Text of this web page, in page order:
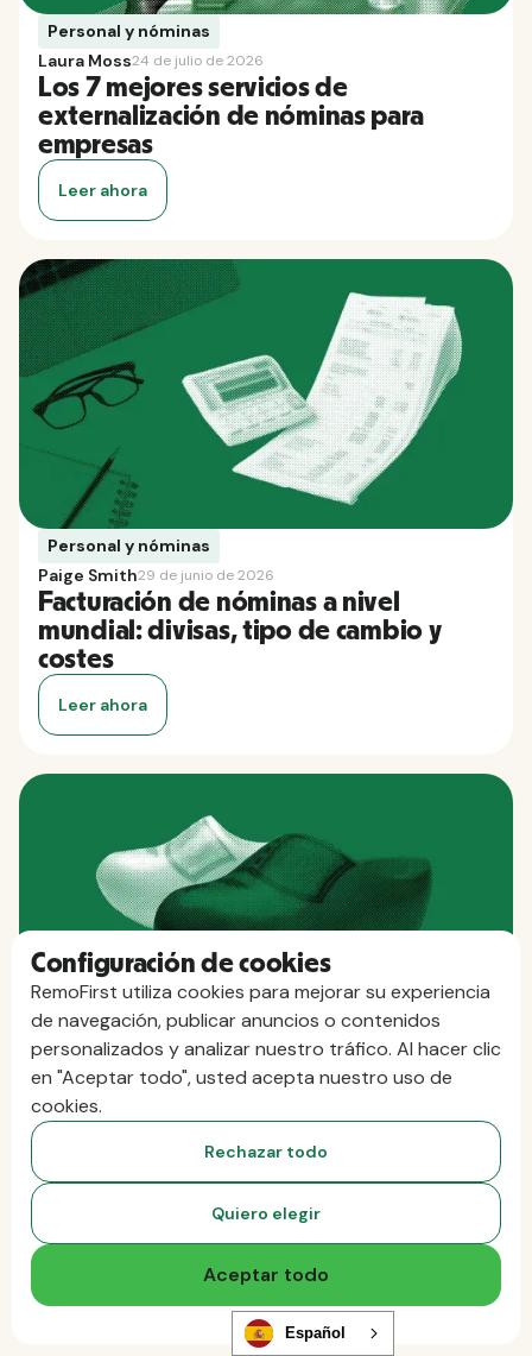
Personal y nóminas
Laura Moss24 de julio de 2026
Los 7 mejores servicios de
externalización de nóminas para
empresas
Leer ahora
Personal y nóminas
Paige Smith29 de junio de 2026
Facturación de nóminas a nivel
mundial: divisas, tipo de cambio y
costes
Leer ahora
Personal y nóminas
Alyson Hunter31 de marzo de 2026
Reforma del impuesto sobre las
ganancias patrimoniales en los Países
Bajos [Lo que deben saber los
empleadores y los empleados]
Leer ahora
Configuración de cookies
RemoFirst utiliza cookies para mejorar su experiencia
de navegación, publicar anuncios o contenidos
personalizados y analizar nuestro tráfico. Al hacer clic
en "Aceptar todo", usted acepta nuestro uso de
cookies.
Rechazar todo
Quiero elegir
Aceptar todo
Español